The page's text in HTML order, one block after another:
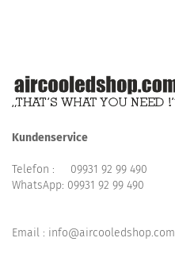
Kundenservice
Telefon : 09931 92 99 490
WhatsApp: 09931 92 99 490
Email : info@aircooledshop.com